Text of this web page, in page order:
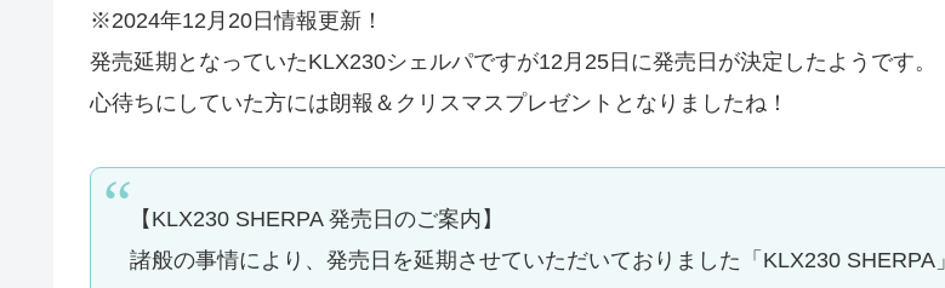
※2024年12月20日情報更新！
発売延期となっていたKLX230シェルパですが12月25日に発売日が決定したようです。
心待ちにしていた方には朗報＆クリスマスプレゼントとなりましたね！
【KLX230 SHERPA 発売日のご案内】
諸般の事情により、発売日を延期させていただいておりました「KLX230 SHERPA